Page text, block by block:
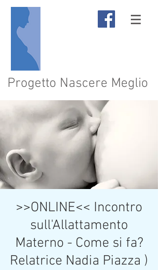
Progetto Nascere Meglio
>>ONLINE<< Incontro
sull'Allattamento
Materno - Come si fa?
Relatrice Nadia Piazza )